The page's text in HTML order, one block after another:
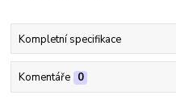
Kompletní specifikace
Komentáře 0